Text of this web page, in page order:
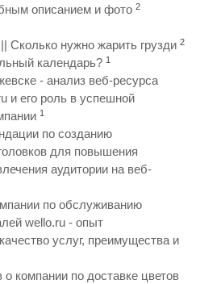
описанием и фото 2
Сколько нужно жарить грузди 2
календарь? 1
- анализ веб-ресурса
и его роль в успешной
1
по созданию
для повышения
аудитории на веб-
по обслуживанию
wello.ru - опыт
услуг, преимущества и
компании по доставке цветов